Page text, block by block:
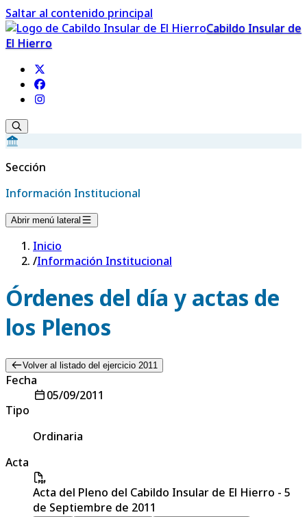
Saltar al contenido principal
Cabildo Insular de
El Hierro
Sección
Información Institucional
Abrir menú lateral
Inicio
/Información Institucional
Órdenes del día y actas de
los Plenos
Volver al listado del ejercicio 2011
Fecha
05/09/2011
Tipo
Ordinaria
Acta
Acta del Pleno del Cabildo Insular de El Hierro - 5
de Septiembre de 2011